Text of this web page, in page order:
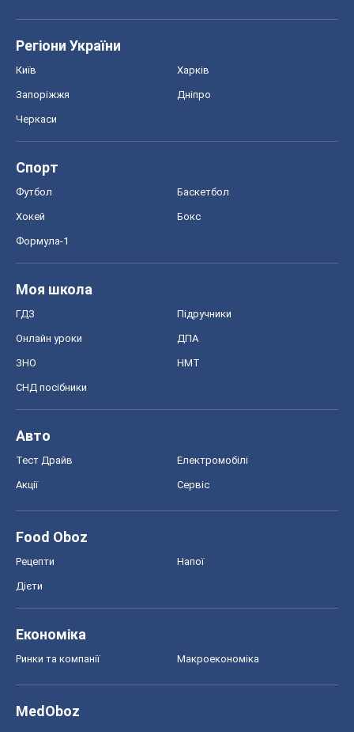
Регіони України
Київ Харків
Запоріжжя Дніпро
Черкаси
Спорт
Футбол Баскетбол
Хокей Бокс
Формула-1
Моя школа
ГДЗ Підручники
Онлайн уроки ДПА
ЗНО НМТ
СНД посібники
Авто
Тест Драйв Електромобілі
Акції Сервіс
Food Oboz
Рецепти Напої
Дієти
Економіка
Ринки та компанії Макроекономіка
MedOboz